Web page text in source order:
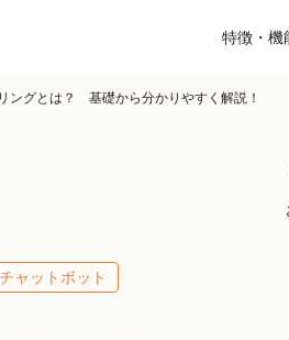
特徴・機
ングとは？ 基礎から分かりやすく解説！
チャットボット